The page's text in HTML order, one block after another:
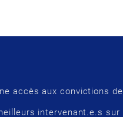
accès aux convictions
intervenant.e.s